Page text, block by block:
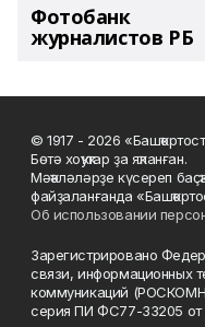
Фотобанк
журналистов РБ
© 1917 - 2026
Бөтә хоҡуҡтар ҙа яҡланған.
Мәҡәләләрҙе күсереп
файҙаланғанда
Об использовании
Зарегистрировано
связи, информационных
коммуникаций
серия ПИ ФС77-33205 от